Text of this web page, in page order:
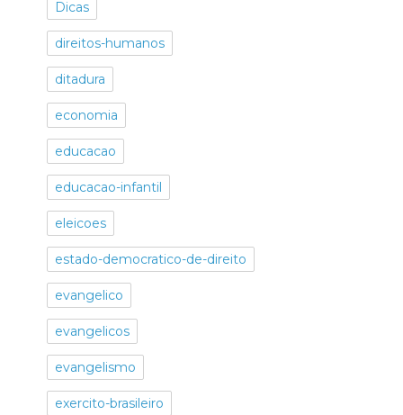
Dicas
direitos-humanos
ditadura
economia
educacao
educacao-infantil
eleicoes
estado-democratico-de-direito
evangelico
evangelicos
evangelismo
exercito-brasileiro